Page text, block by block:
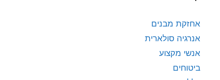
אחזקת מבנים
אנרגיה סולארית
אנשי מקצוע
ביטוחים